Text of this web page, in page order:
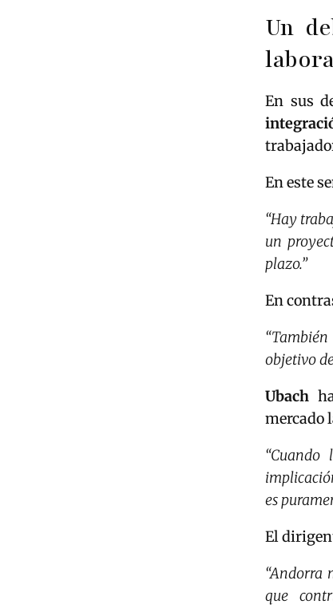
Un
En sus
En este
“Hay
un
plazo.”
En
objetivo
Ubach
mercado
es
El
“Andorra
que